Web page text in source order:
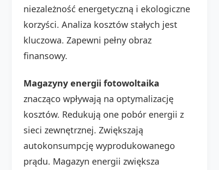
niezależność energetyczną i ekologiczne
korzyści. Analiza kosztów stałych jest
kluczowa. Zapewni pełny obraz
finansowy.
Magazyny energii fotowoltaika
znacząco wpływają na optymalizację
kosztów. Redukują one pobór energii z
sieci zewnętrznej. Zwiększają
autokonsumpcję wyprodukowanego
prądu. Magazyn energii zwiększa